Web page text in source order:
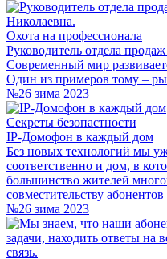
Охота на профессионала
Руководитель отдела
Современный мир
Один из примеров тому –
№26 зима 2023
Секреты безопастности
IP-Домофон в каждый дом
Без новых технологий мы
соответственно и дом, в
большинство жителей
совместительству
№26 зима 2023